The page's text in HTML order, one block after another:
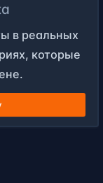
в реальных
которые